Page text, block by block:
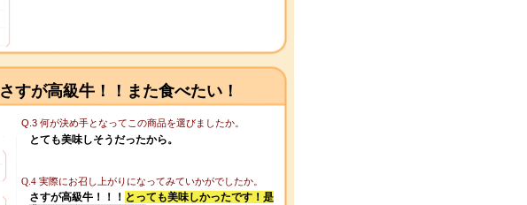
さすが高級牛！！また食べたい！
Q.3 何が決め手となってこの商品を選びましたか。
とても美味しそうだったから。
Q.4 実際にお召し上がりになってみていかがでしたか。
さすが高級牛！！！ とっても美味しかったです！是